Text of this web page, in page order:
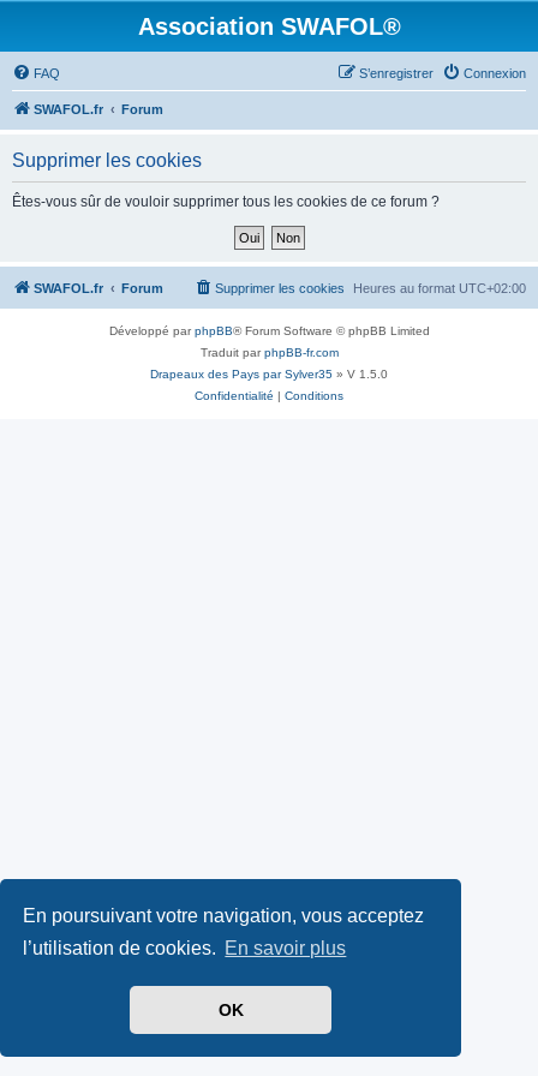
En poursuivant votre navigation, vous acceptez
l’utilisation de cookies. En savoir plus
OK
Association SWAFOL®
FAQ Connexion
S’enregistrer
SWAFOL.fr Forum
Supprimer les cookies
Êtes-vous sûr de vouloir supprimer tous les cookies de ce forum ?
SWAFOL.fr Forum Heures au format UTC+02:00
Supprimer les cookies
Développé parphpBB® Forum Software © phpBB Limited
Traduit parphpBB-fr.com
Drapeaux des Pays par Sylver35 » V 1.5.0
Confidentialité | Conditions